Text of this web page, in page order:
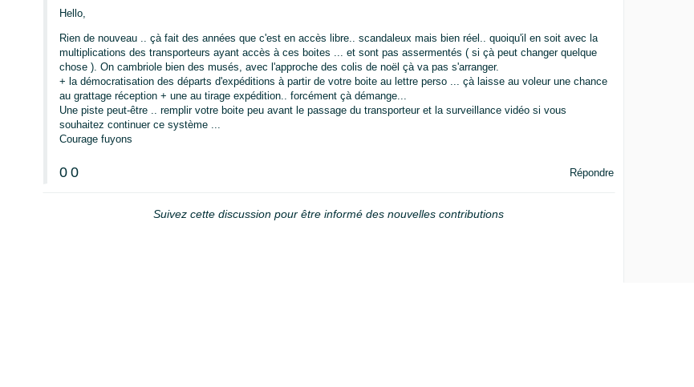
Hello,
Rien de nouveau .. çà fait des années que c'est en accès libre.. scandaleux mais bien réel.. quoiqu'il en soit avec la
multiplications des transporteurs ayant accès à ces boites ... et sont pas assermentés ( si çà peut changer quelque
chose ). On cambriole bien des musés, avec l'approche des colis de noël çà va pas s'arranger.
+ la démocratisation des départs d'expéditions à partir de votre boite au lettre perso ... çà laisse au voleur une chance
au grattage réception + une au tirage expédition.. forcément çà démange...
Une piste peut-être .. remplir votre boite peu avant le passage du transporteur et la surveillance vidéo si vous
souhaitez continuer ce système ...
Courage fuyons
0 0 Répondre
Suivez cette discussion pour être informé des nouvelles contributions